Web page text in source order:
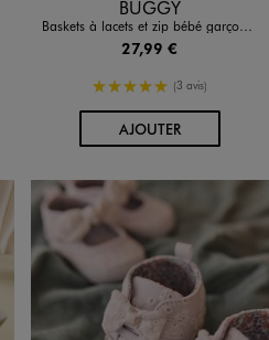
BUGGY
Baskets à lacets et zip bébé garçon - BUGGY SHOES
27,99 €
5/5 de moyenne
(3 avis)
AJOUTERAU PANIER